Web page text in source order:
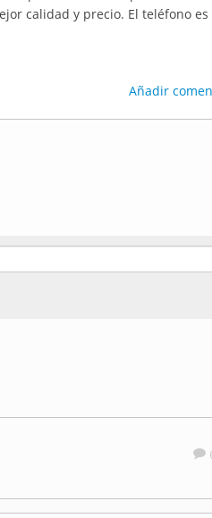
calidad y precio. El teléfono es
Añadir